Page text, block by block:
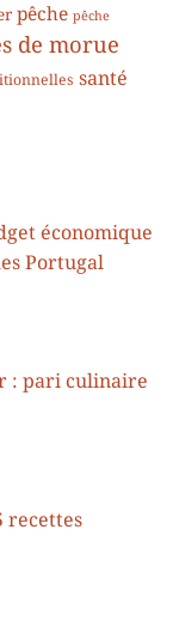
pêche pêche
de morue
santé
économique
Portugal
: pari culinaire
recettes